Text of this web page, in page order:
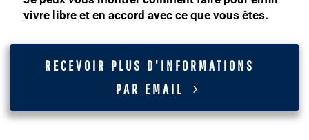
vivre libre et en accord avec ce que vous êtes.
RECEVOIR PLUS D'INFORMATIONS
PAR EMAIL